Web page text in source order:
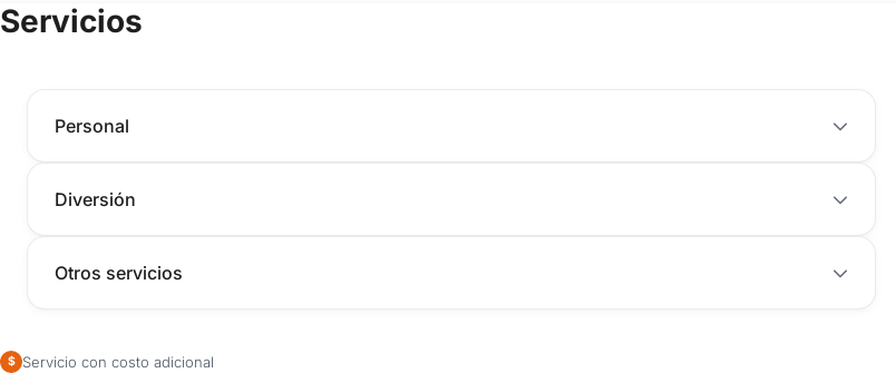
Servicios
Personal
Diversión
Otros servicios
$ Servicio con costo adicional